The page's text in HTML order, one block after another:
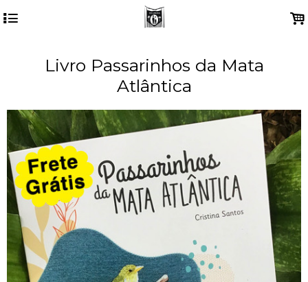
4 .
Livro Passarinhos da Mata
Atlântica